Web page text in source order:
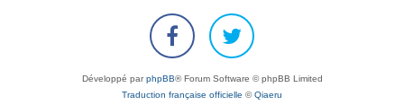
Développé parphpBB® Forum Software © phpBB Limited
Traduction française officielle ©Qiaeru